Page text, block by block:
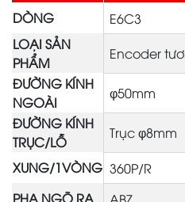
DÒNG
E6C3
LOẠI SẢN
PHẨM
Encoder
ĐƯỜNG KÍNH
NGOÀI
φ50mm
ĐƯỜNG KÍNH
TRỤC/LỖ
Trục φ8mm
XUNG/1VÒNG 360P/R
PHA NGÕ RA